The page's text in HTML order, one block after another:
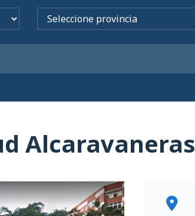
Alcaravaneras